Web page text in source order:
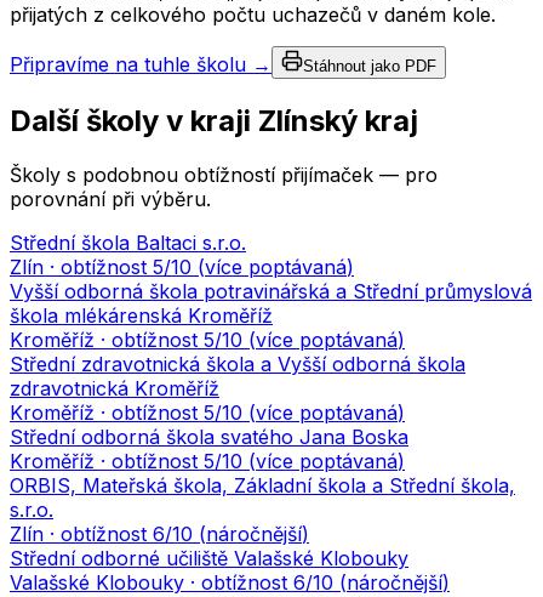
přijatých z celkového počtu uchazečů v daném kole.
Připravíme na tuhle školu → Stáhnout jako PDF
Další školy v kraji Zlínský kraj
Školy s podobnou obtížností přijímaček — pro
porovnání při výběru.
Střední škola Baltaci s.r.o.
Zlín · obtížnost 5/10 (více poptávaná)
Vyšší odborná škola potravinářská a Střední průmyslová
škola mlékárenská Kroměříž
Kroměříž · obtížnost 5/10 (více poptávaná)
Střední zdravotnická škola a Vyšší odborná škola
zdravotnická Kroměříž
Kroměříž · obtížnost 5/10 (více poptávaná)
Střední odborná škola svatého Jana Boska
Kroměříž · obtížnost 5/10 (více poptávaná)
ORBIS, Mateřská škola, Základní škola a Střední škola,
s.r.o.
Zlín · obtížnost 6/10 (náročnější)
Střední odborné učiliště Valašské Klobouky
Valašské Klobouky · obtížnost 6/10 (náročnější)